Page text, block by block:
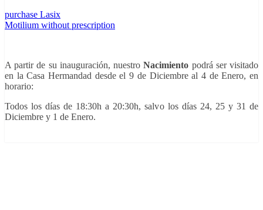
purchase Lasix
Motilium without prescription
A partir de su inauguración, nuestroNacimiento podrá ser visitado
en la Casa Hermandad desde el 9 de Diciembre al 4 de Enero, en
horario:
Todos los días de 18:30h a 20:30h, salvo los días 24, 25 y 31 de
Diciembre y 1 de Enero.